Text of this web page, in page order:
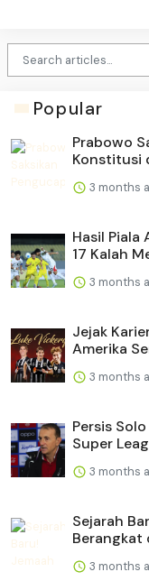
Popular
Prabowo
Konstitusi
3 months
Hasil Piala
17 Kalah
3 months
Jejak
Amerika
3 months
Persis
Super
3 months
Sejarah
Berangkat
3 months